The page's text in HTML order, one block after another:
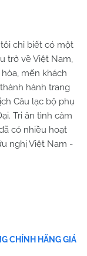
chỉ biết có một
trở về Việt Nam,
mến khách
hành trang
Câu lạc bộ phụ
Tri ân tình cảm
có nhiều hoạt
nghị Việt Nam -
CHÍNH HÃNG GIÁ